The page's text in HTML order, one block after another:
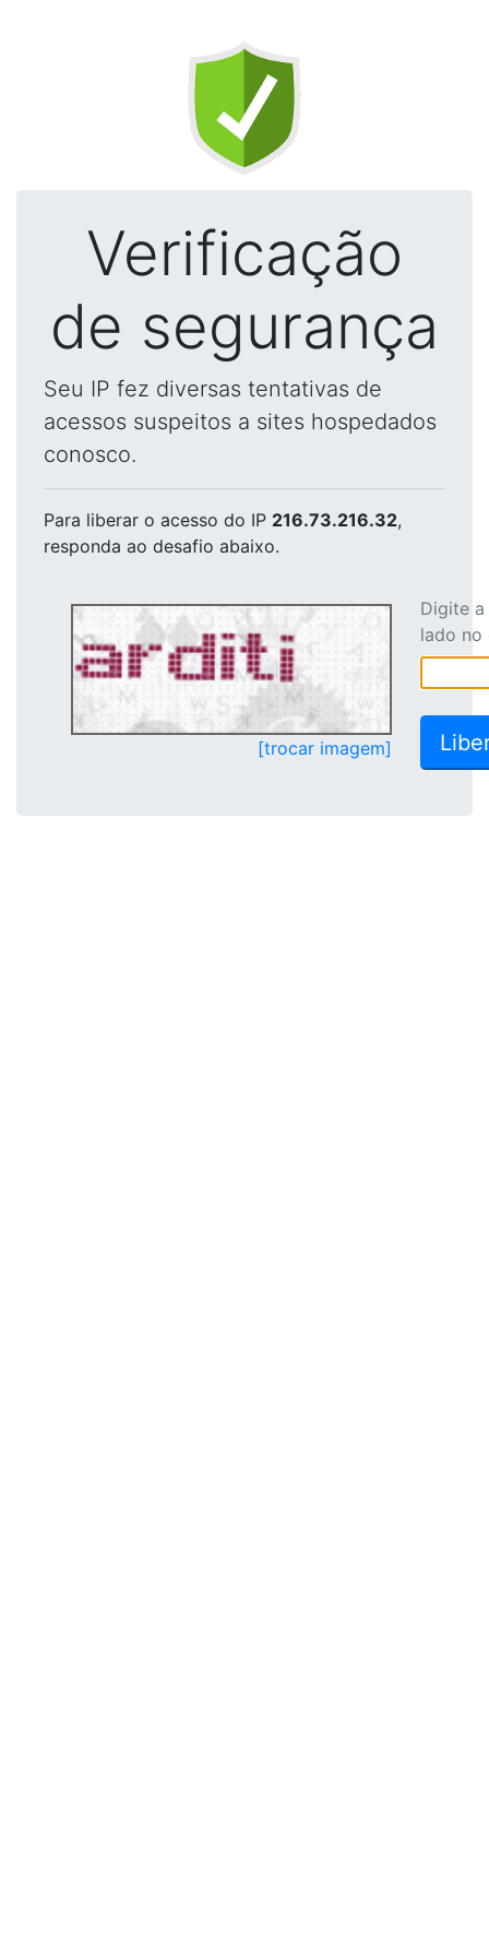
Verificação
de segurança
Seu IP fez diversas tentativas de
acessos suspeitos a sites hospedados
conosco.
Para liberar o acesso do IP 216.73.216.32,
responda ao desafio abaixo.
[trocar imagem]
Digite
lado no